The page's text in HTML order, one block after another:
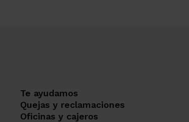
Te ayudamos
Quejas y reclamaciones
Oficinas y cajeros